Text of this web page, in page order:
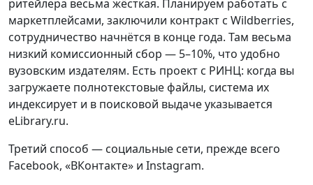
ритейлера весьма жёсткая. Планируем работать с
маркетплейсами, заключили контракт с Wildberries,
сотрудничество начнётся в конце года. Там весьма
низкий комиссионный сбор — 5–10%, что удобно
вузовским издателям. Есть проект с РИНЦ: когда вы
загружаете полнотекстовые файлы, система их
индексирует и в поисковой выдаче указывается
eLibrary.ru.
Третий способ — социальные сети, прежде всего
Facebook, «ВКонтакте» и Instagram.